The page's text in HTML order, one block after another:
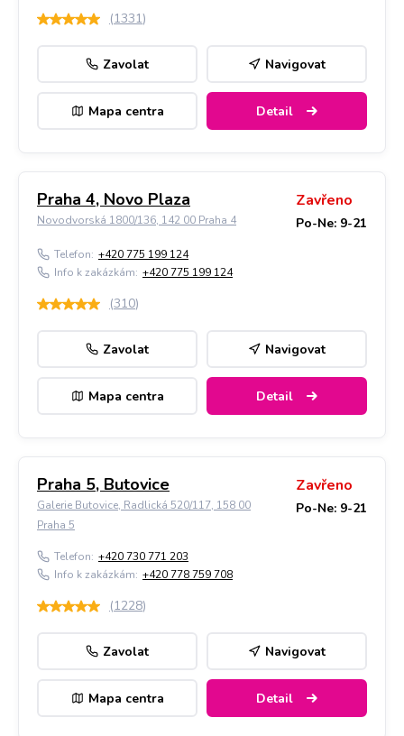
(1331)
Zavolat Navigovat
Mapa centra Detail
Praha 4, Novo Plaza
Novodvorská 1800/136, 142 00 Praha 4
Zavřeno
Po-Ne: 9-21
Telefon: +420 775 199 124
Info k zakázkám: +420 775 199 124
(310)
Zavolat Navigovat
Mapa centra Detail
Praha 5, Butovice
Galerie Butovice, Radlická 520/117, 158 00
Praha 5
Zavřeno
Po-Ne: 9-21
Telefon: +420 730 771 203
Info k zakázkám: +420 778 759 708
(1228)
Zavolat Navigovat
Mapa centra Detail